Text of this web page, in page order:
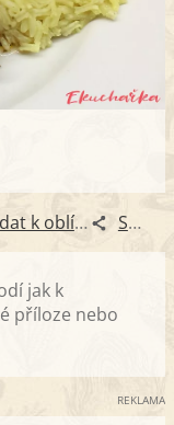
Přidat k oblíbeným Sdílet
jak k
příloze nebo
REKLAMA